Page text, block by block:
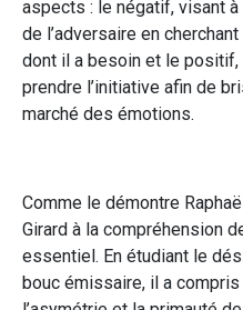
aspects : le négatif, visant
de l’adversaire en
dont il a besoin et le positif,
prendre l’initiative afin de
marché des émotions.
Comme le démontre
Girard à la compréhension
essentiel. En étudiant le
bouc émissaire, il a